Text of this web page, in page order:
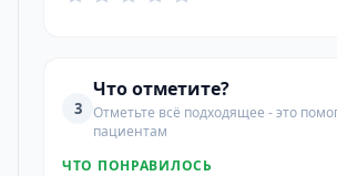
3
Что отметите?
Отметьте всё подходящее - это
пациентам
ЧТО ПОНРАВИЛОСЬ